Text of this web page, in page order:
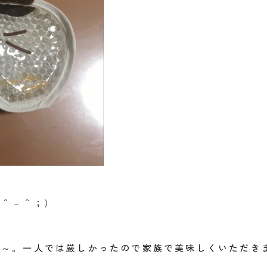
－＾；）
。一人では厳しかったので家族で美味しくいただき